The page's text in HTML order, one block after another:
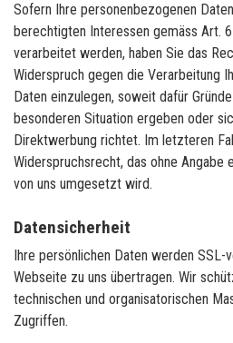
Sofern Ihre personenbezogenen
berechtigten Interessen gemäss Art.
verarbeitet werden, haben Sie das
Widerspruch gegen die Verarbeitung
Daten einzulegen, soweit dafür
besonderen Situation ergeben oder
Direktwerbung richtet. Im letzteren
Widerspruchsrecht, das ohne Angabe
von uns umgesetzt wird.
Datensicherheit
Ihre persönlichen Daten werden
Webseite zu uns übertragen. Wir
technischen und organisatorischen
Zugriffen.